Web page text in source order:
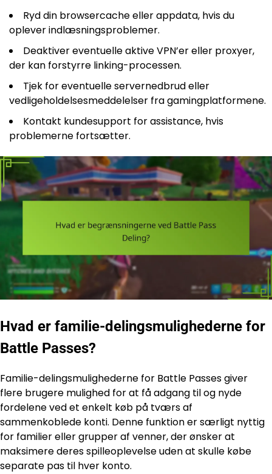
Ryd din browsercache eller appdata, hvis du
oplever indlæsningsproblemer.
Deaktiver eventuelle aktive VPN’er eller proxyer,
der kan forstyrre linking-processen.
Tjek for eventuelle servernedbrud eller
vedligeholdelsesmeddelelser fra gamingplatformene.
Kontakt kundesupport for assistance, hvis
problemerne fortsætter.
Hvad er familie-delingsmulighederne for
Battle Passes?
Familie-delingsmulighederne for Battle Passes giver
flere brugere mulighed for at få adgang til og nyde
fordelene ved et enkelt køb på tværs af
sammenkoblede konti. Denne funktion er særligt nyttig
for familier eller grupper af venner, der ønsker at
maksimere deres spilleoplevelse uden at skulle købe
separate pas til hver konto.